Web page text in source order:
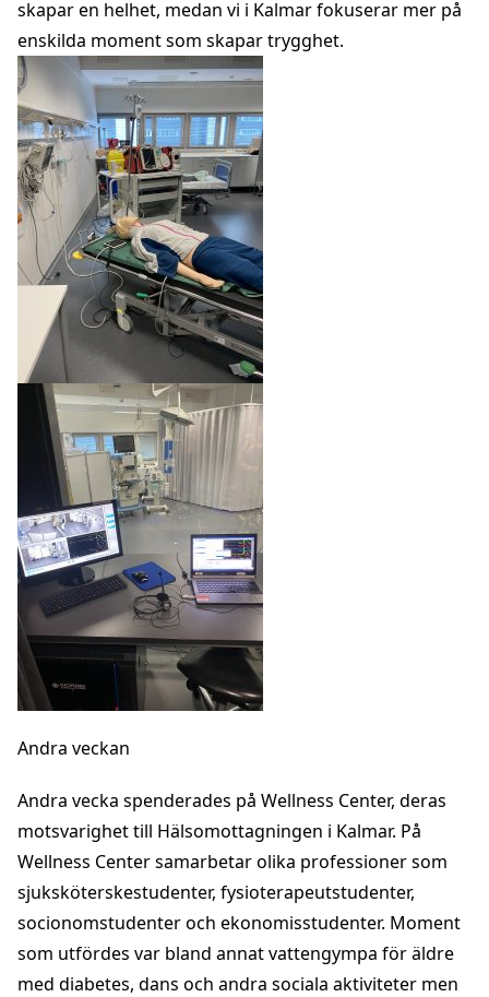
skapar en helhet, medan vi i Kalmar fokuserar mer på
enskilda moment som skapar trygghet.
Andra veckan
Andra vecka spenderades på Wellness Center, deras
motsvarighet till Hälsomottagningen i Kalmar. På
Wellness Center samarbetar olika professioner som
sjuksköterskestudenter, fysioterapeutstudenter,
socionomstudenter och ekonomisstudenter. Moment
som utfördes var bland annat vattengympa för äldre
med diabetes, dans och andra sociala aktiviteter men